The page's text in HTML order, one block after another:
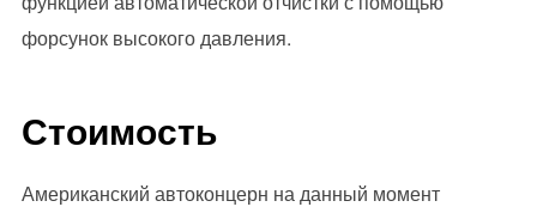
форсунок высокого давления.
Стоимость
Американский автоконцерн на данный момент